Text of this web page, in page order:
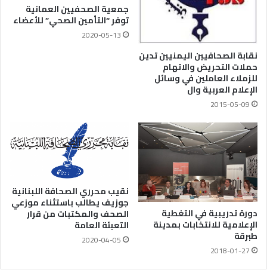
نقابة الصحافيين اليمنيين تدين
حملات التحريض والاتهام
للزملاء العاملين في وسائل
الإعلام العربية وال
2015-05-09
جمعية الصحفيين العمانية
توفر “التأمين الصحي” للأعضاء
2020-05-13
دورة تدريبية في التغطية
الإعلامية للانتخابات بمدينة
طبرقة
2018-01-27
نقيب محرري الصحافة اللبنانية
جوزيف يطالب باستثناء موزعي
الصحف والمكتبات من قرار
التعبئة العامة
2020-04-05